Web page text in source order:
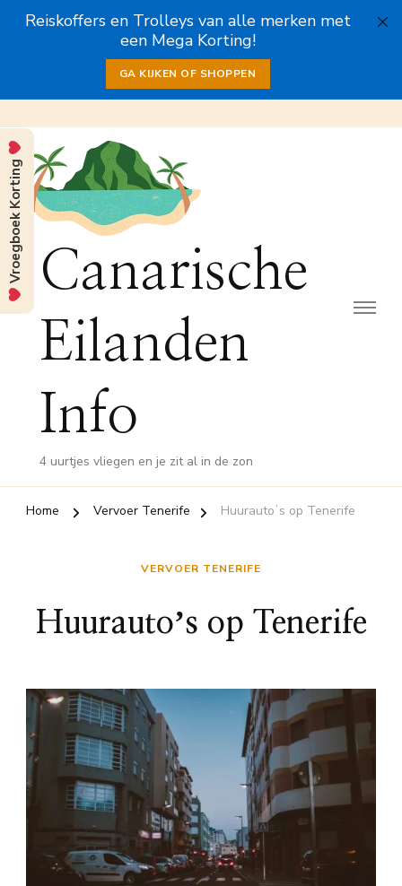
Reiskoffers en Trolleys van alle merken met
een Mega Korting!
GA KIJKEN OF SHOPPEN
Canarische
Eilanden
Info
4 uurtjes vliegen en je zit al in de zon
Home Vervoer Tenerife Huurautoʼs op Tenerife
VERVOER TENERIFE
Huurautoʼs op Tenerife
Vroegboek Korting